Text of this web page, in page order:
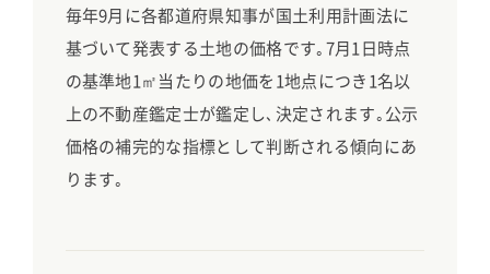
毎年9月に各都道府県知事が国土利用計画法に
基づいて発表する土地の価格です｡7月1日時点
の基準地1㎡当たりの地価を1地点につき1名以
上の不動産鑑定士が鑑定し､決定されます｡公示
価格の補完的な指標として判断される傾向にあ
ります｡